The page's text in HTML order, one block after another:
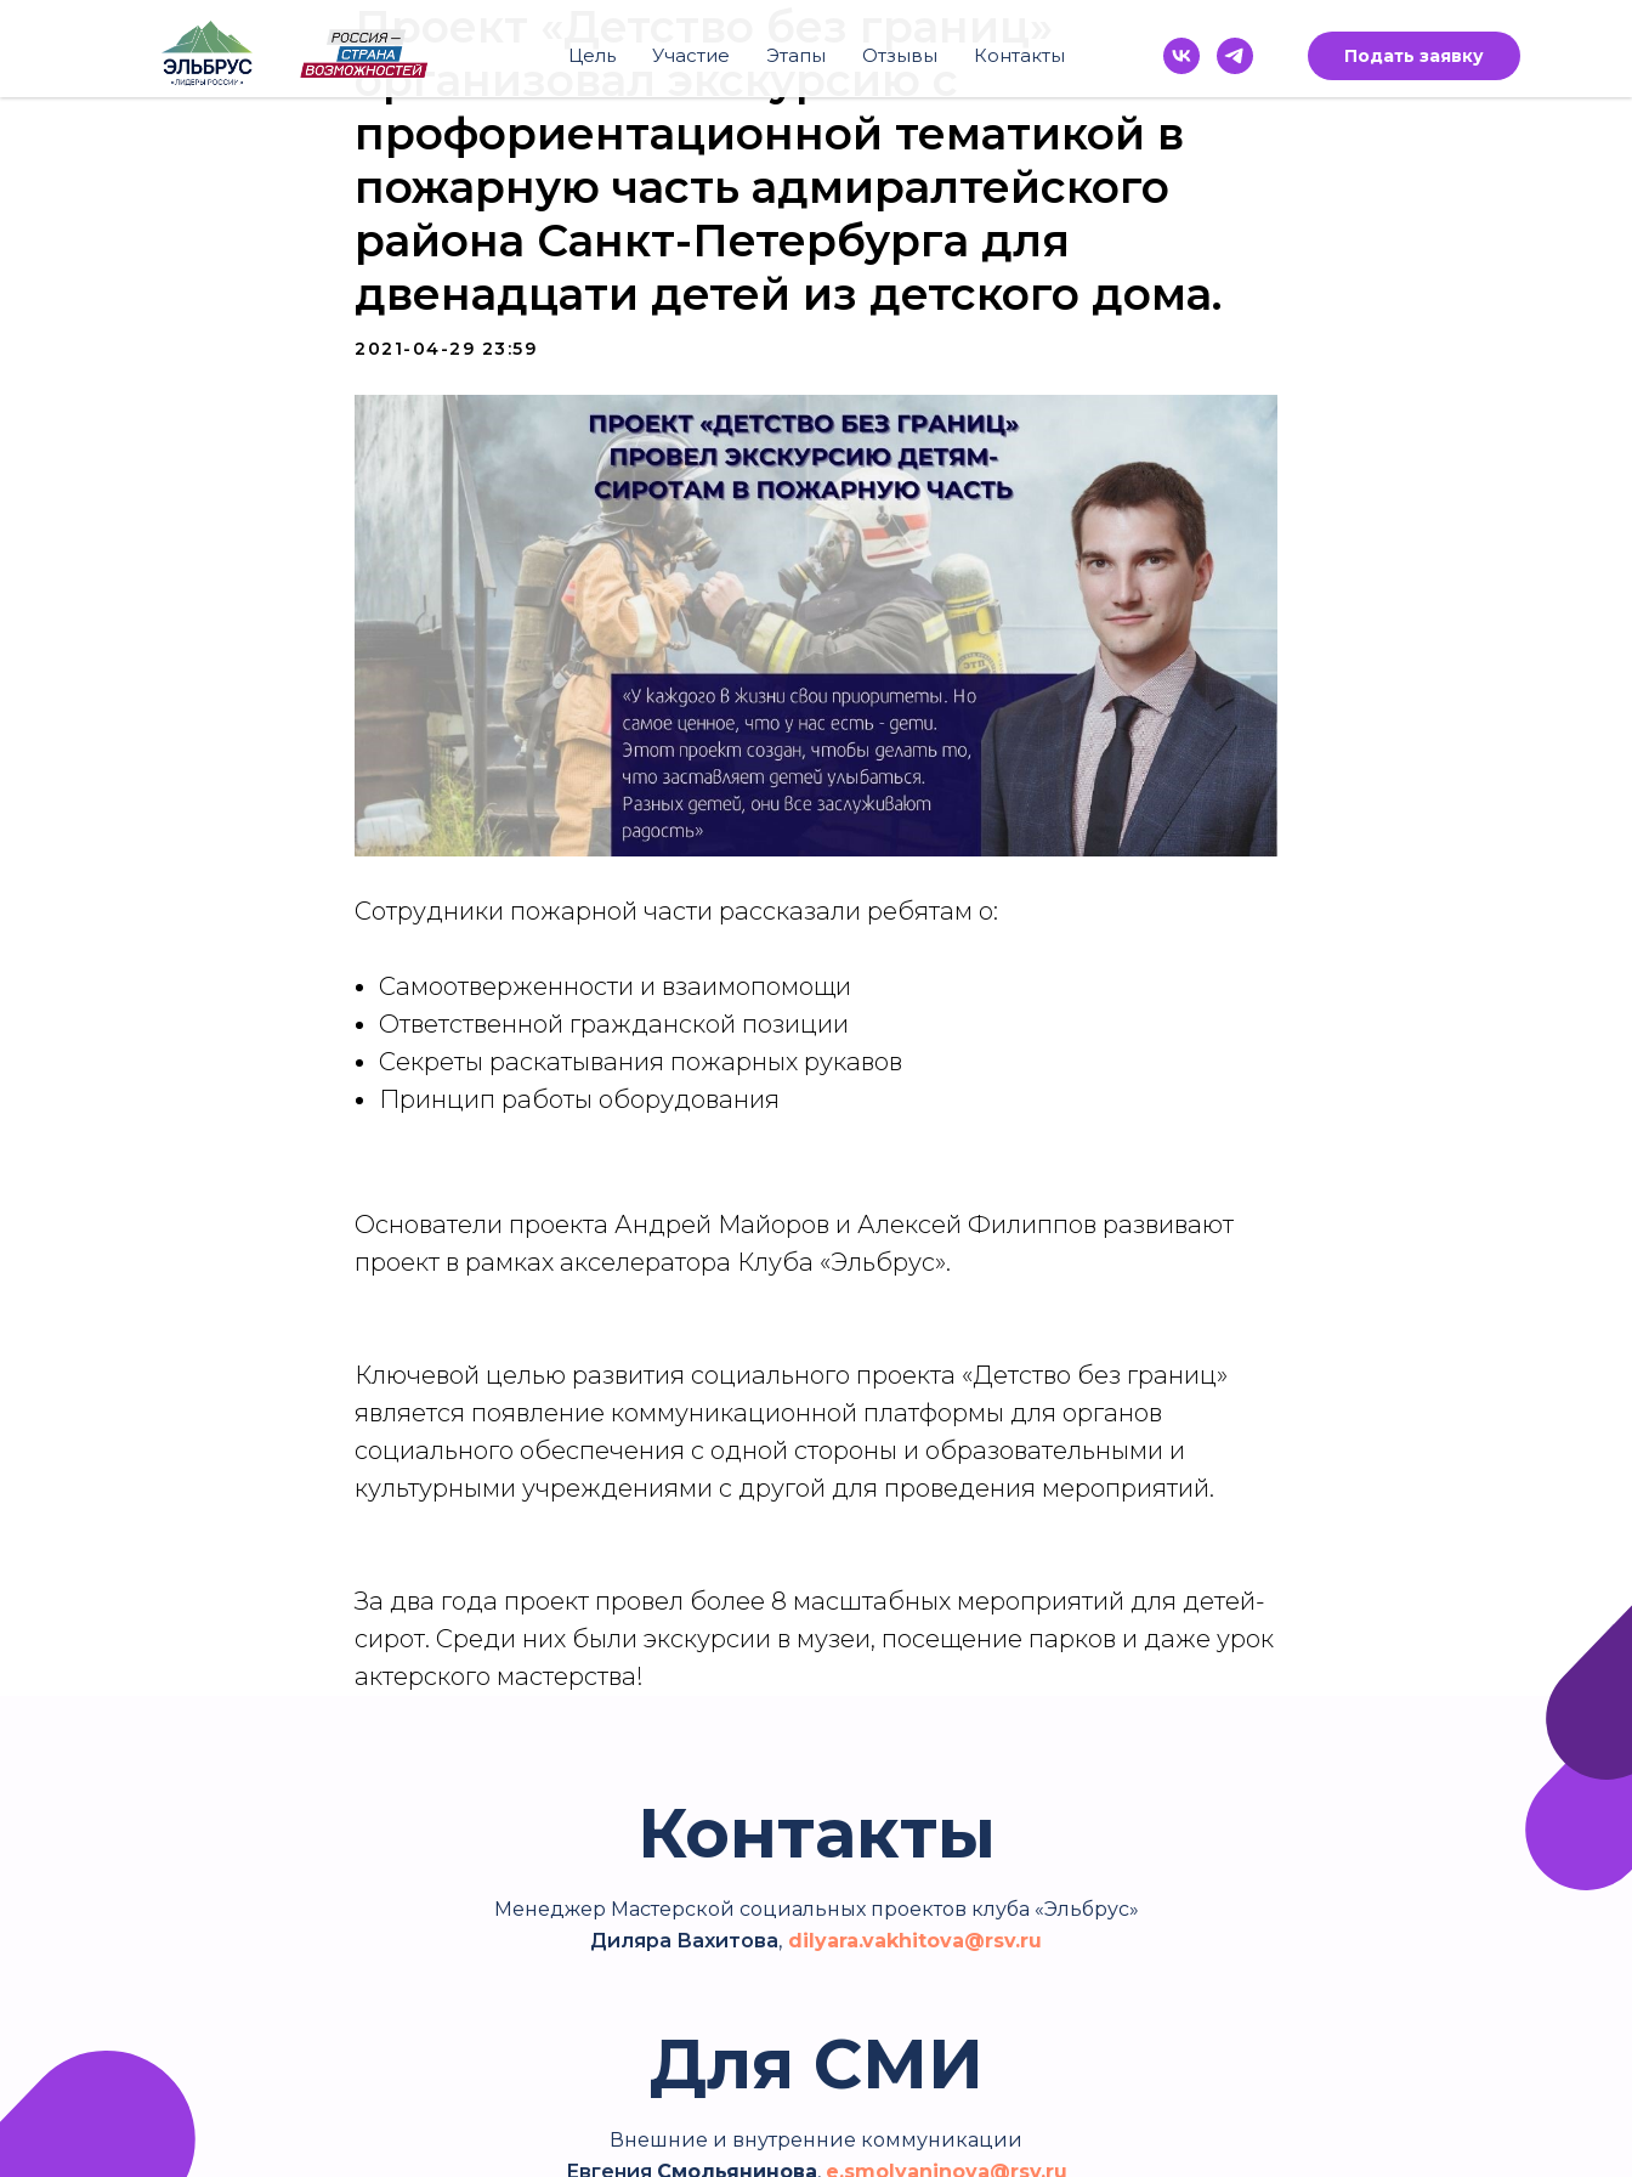
Цель Участие Этапы Отзывы Контакты Подать заявку
Проект «Детство без границ»
организовал экскурсию с
профориентационной тематикой в
пожарную часть адмиралтейского
района Санкт-Петербурга для
двенадцати детей из детского дома.
2021-04-29 23:59
Сотрудники пожарной части рассказали ребятам о:
Самоотверженности и взаимопомощи
Ответственной гражданской позиции
Секреты раскатывания пожарных рукавов
Принцип работы оборудования
Основатели проекта Андрей Майоров и Алексей Филиппов развивают
проект в рамках акселератора Клуба «Эльбрус».
Ключевой целью развития социального проекта «Детство без границ»
является появление коммуникационной платформы для органов
социального обеспечения с одной стороны и образовательными и
культурными учреждениями с другой для проведения мероприятий.
За два года проект провел более 8 масштабных мероприятий для детей-
сирот. Среди них были экскурсии в музеи, посещение парков и даже урок
актерского мастерства!
Контакты
Менеджер Мастерской социальных проектов клуба «Эльбрус»
Диляра Вахитова, dilyara.vakhitova@rsv.ru
Для СМИ
Внешние и внутренние коммуникации
Евгения Смольянинова, e.smolyaninova@rsv.ru